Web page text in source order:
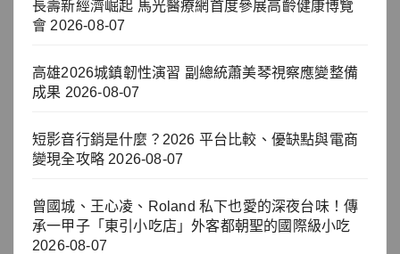
長壽新經濟崛起 馬光醫療網首度參展高齡健康博覽
會 2026-08-07
高雄2026城鎮韌性演習 副總統蕭美琴視察應變整備
成果 2026-08-07
短影音行銷是什麼？2026 平台比較、優缺點與電商
變現全攻略 2026-08-07
曾國城、王心凌、Roland 私下也愛的深夜台味！傳
承一甲子「東引小吃店」外客都朝聖的國際級小吃
2026-08-07